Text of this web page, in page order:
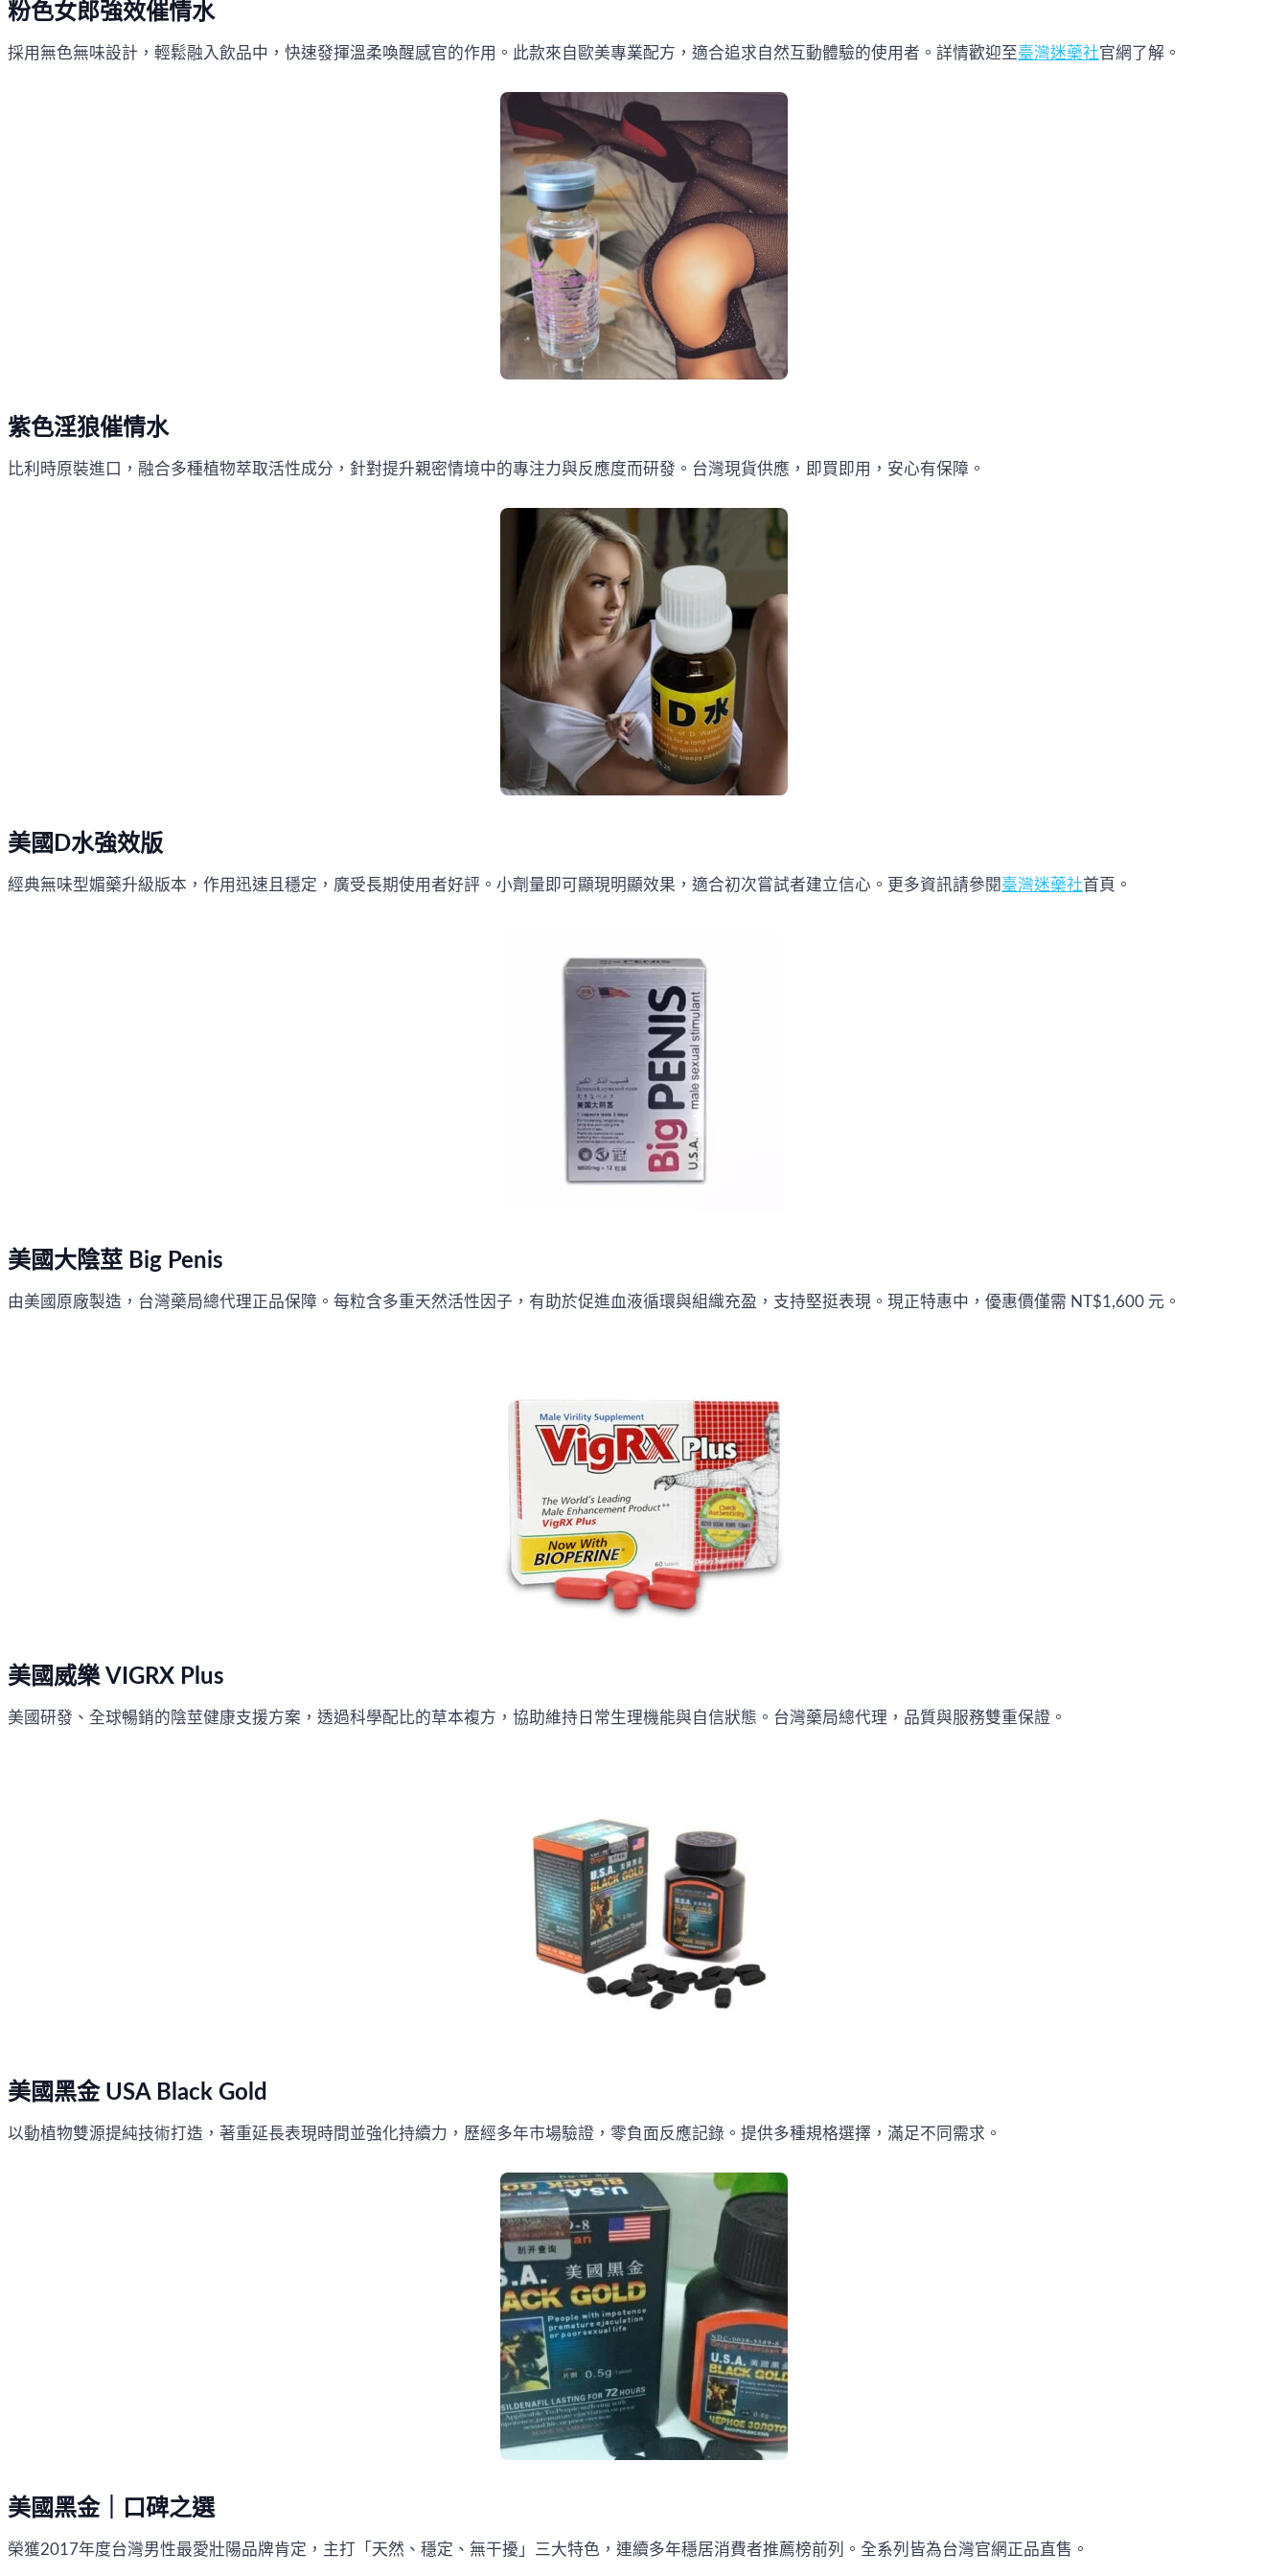
粉色女郎強效催情水
採用無色無味設計，輕鬆融入飲品中，快速發揮溫柔喚醒感官的作用。此款來自歐美專業配方，適合追求自然互動體驗的使用者。詳情歡迎至臺灣迷藥社官網了解。
紫色淫狼催情水
比利時原裝進口，融合多種植物萃取活性成分，針對提升親密情境中的專注力與反應度而研發。台灣現貨供應，即買即用，安心有保障。
美國D水強效版
經典無味型媚藥升級版本，作用迅速且穩定，廣受長期使用者好評。小劑量即可顯現明顯效果，適合初次嘗試者建立信心。更多資訊請參閱臺灣迷藥社首頁。
美國大陰莖 Big Penis
由美國原廠製造，台灣藥局總代理正品保障。每粒含多重天然活性因子，有助於促進血液循環與組織充盈，支持堅挺表現。現正特惠中，優惠價僅需 NT$1,600 元。
美國威樂 VIGRX Plus
美國研發、全球暢銷的陰莖健康支援方案，透過科學配比的草本複方，協助維持日常生理機能與自信狀態。台灣藥局總代理，品質與服務雙重保證。
美國黑金 USA Black Gold
以動植物雙源提純技術打造，著重延長表現時間並強化持續力，歷經多年市場驗證，零負面反應記錄。提供多種規格選擇，滿足不同需求。
美國黑金｜口碑之選
榮獲2017年度台灣男性最愛壯陽品牌肯定，主打「天然、穩定、無干擾」三大特色，連續多年穩居消費者推薦榜前列。全系列皆為台灣官網正品直售。